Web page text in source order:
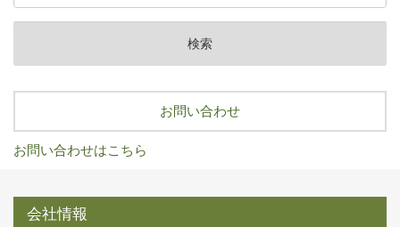
お問い合わせ
お問い合わせはこちら
会社情報